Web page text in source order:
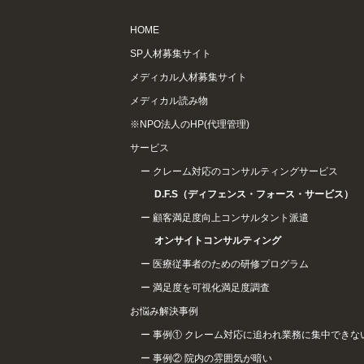
HOME
SP人材募集サイト
メディカル人材募集サイト
メディカル読み物
※NPO法人のHP(代理管理)
サービス
クレーム対応のコンサルティングサービス
D.F.S（ディフェンス・フォース・サービス）
顧客満足度向上コンサルタント派遣
オンサイトコンサルティング
医療従事者のための研修プログラム
満足度を可視化満足度調査
お悩み解決事例
事例① クレーム対応に追われ業務に集中できな
事例② 院内の雰囲気が暗い